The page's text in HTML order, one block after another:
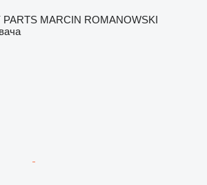
MARCIN ROMANOWSKI